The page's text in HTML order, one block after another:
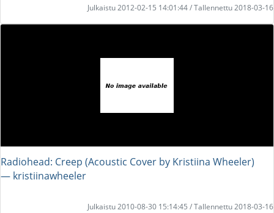
Julkaistu 2012-02-15 14:01:44 / Tallennettu 2018-03-16
Radiohead: Creep (Acoustic Cover by Kristiina Wheeler)
― kristiinawheeler
Julkaistu 2010-08-30 15:14:45 / Tallennettu 2018-03-16